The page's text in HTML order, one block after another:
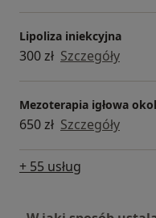
Lipoliza iniekcyjna
300 zł Szczegóły
Mezoterapia igłowa
650 zł Szczegóły
+ 55 usług